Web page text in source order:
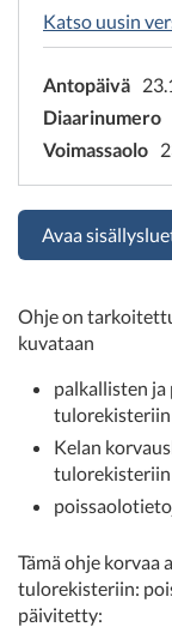
Katso uusin
Antopäivä
Diaarinumero
Voimassaolo
Avaa
Ohje on
kuvataan
palkallisten
tulorekisteriin
Kelan
tulorekisteriin
Tämä ohje korvaa
tulorekisteriin:
päivitetty: